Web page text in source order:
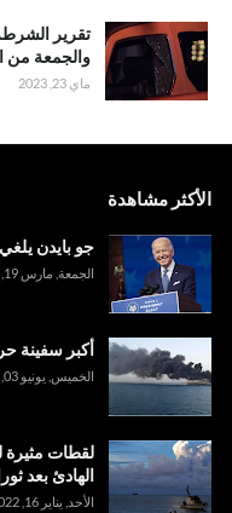
والجمعة من
ماي 23, 2023
الأكثر مشاهدة
جو بايدن
الجمعة, مارس 19, 2021
أكبر سفينة
الخميس, يونيو 03, 2021
لقطات
الهادئ بعد
الأحد, يناير 16, 2022